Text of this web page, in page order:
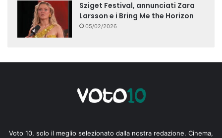
Sziget Festival, annunciati Zara
Larsson e i Bring Me the Horizon
05/02/2026
Voto 10, solo il meglio selezionato dalla nostra redazione. Cinema,